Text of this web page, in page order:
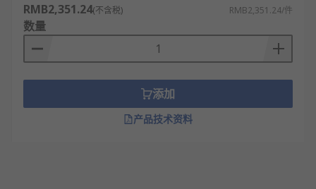
RMB2,351.24(不含税) RMB2,351.24/件
数量
添加
产品技术资料